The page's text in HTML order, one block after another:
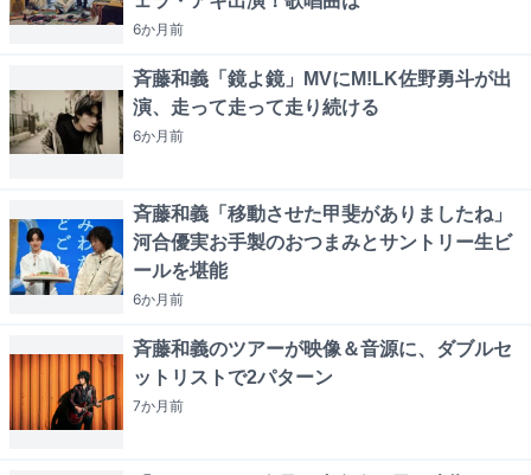
6か月前
斉藤和義「鏡よ鏡」MVにM!LK佐野勇斗が出
演、走って走って走り続ける
6か月前
斉藤和義「移動させた甲斐がありましたね」
河合優実お手製のおつまみとサントリー生ビ
ールを堪能
6か月前
斉藤和義のツアーが映像＆音源に、ダブルセ
ットリストで2パターン
7か月前